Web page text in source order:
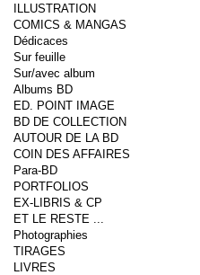
ILLUSTRATION
COMICS & MANGAS
Dédicaces
Sur feuille
Sur/avec album
Albums BD
ED. POINT IMAGE
BD DE COLLECTION
AUTOUR DE LA BD
COIN DES AFFAIRES
Para-BD
PORTFOLIOS
EX-LIBRIS & CP
ET LE RESTE ...
Photographies
TIRAGES
LIVRES